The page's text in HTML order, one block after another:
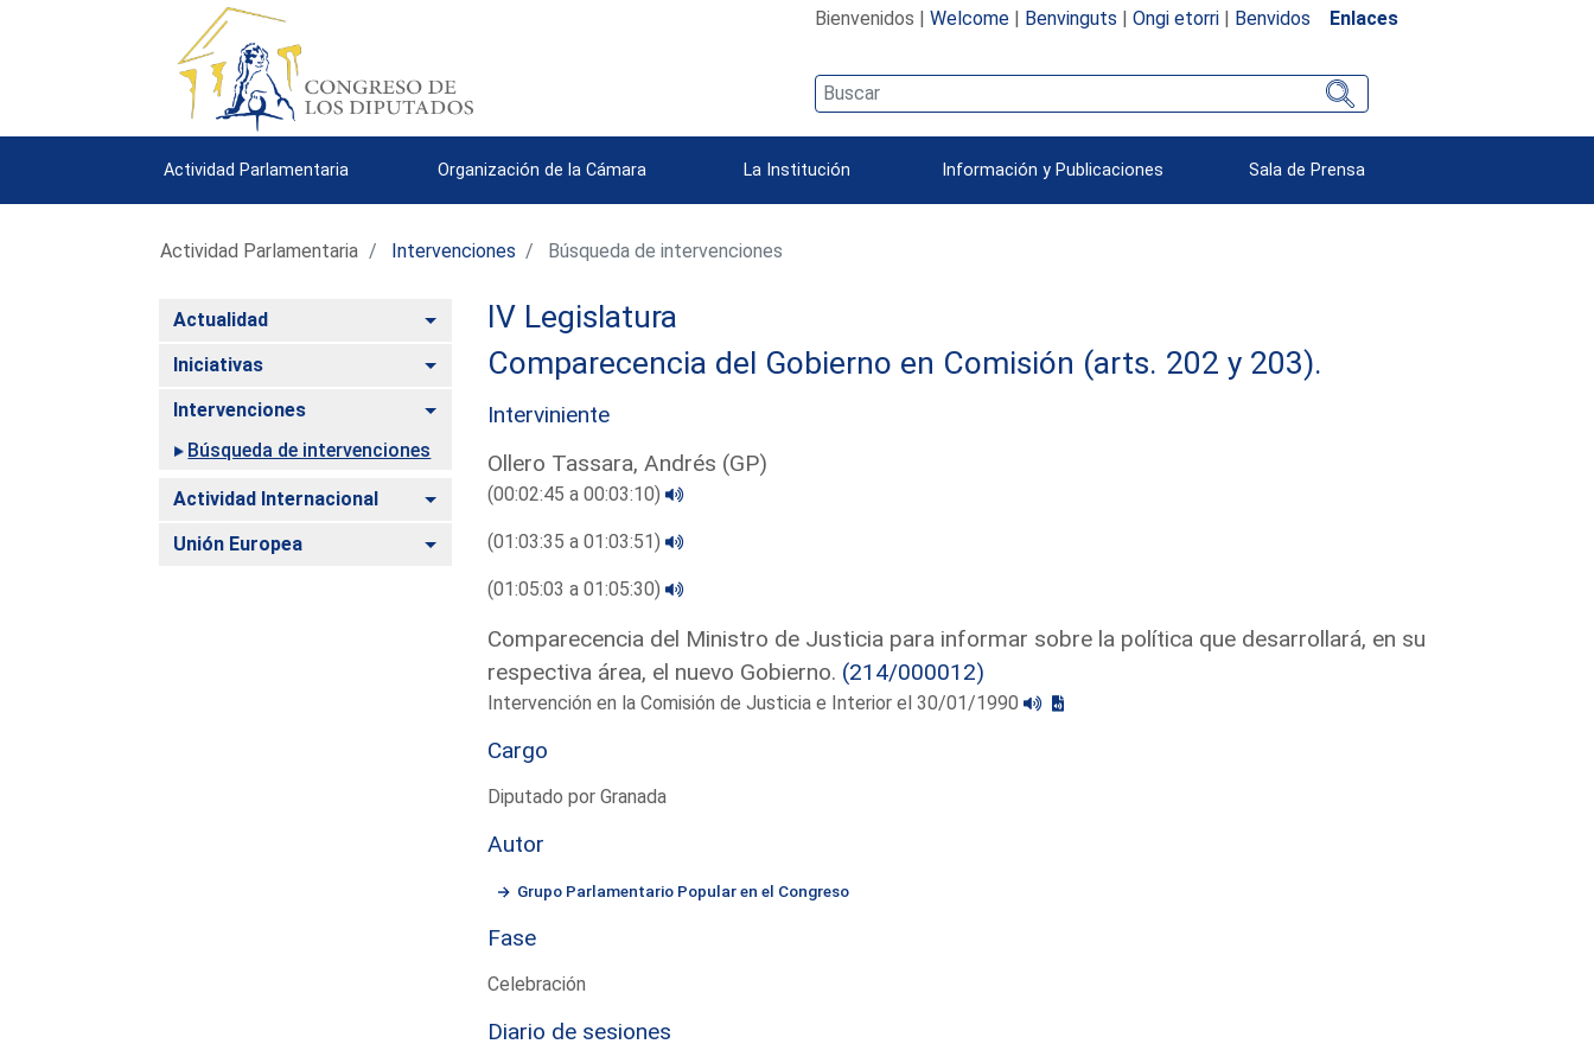
Bienvenidos | Welcome| Benvinguts | Ongi etorri| Benvidos Enlaces
Actividad Parlamentaria Organización de la Cámara La Institución Información y Publicaciones Sala de Prensa
Actividad Parlamentaria Intervenciones Búsqueda de intervenciones
Actualidad Alternar
Iniciativas Alternar
Intervenciones
Alternar
Búsqueda de intervenciones
Actividad Internacional Alternar
Unión Europea Alternar
IV Legislatura
Comparecencia del Gobierno en Comisión (arts. 202 y 203).
Interviniente
Ollero Tassara, Andrés (GP)
(00:02:45 a 00:03:10)
(01:03:35 a 01:03:51)
(01:05:03 a 01:05:30)
Comparecencia del Ministro de Justicia para informar sobre la política que desarrollará, en su
respectiva área, el nuevo Gobierno. (214/000012)
Intervención en la Comisión de Justicia e Interior el 30/01/1990
Cargo
Diputado por Granada
Autor
Grupo Parlamentario Popular en el Congreso
Fase
Celebración
Diario de sesiones